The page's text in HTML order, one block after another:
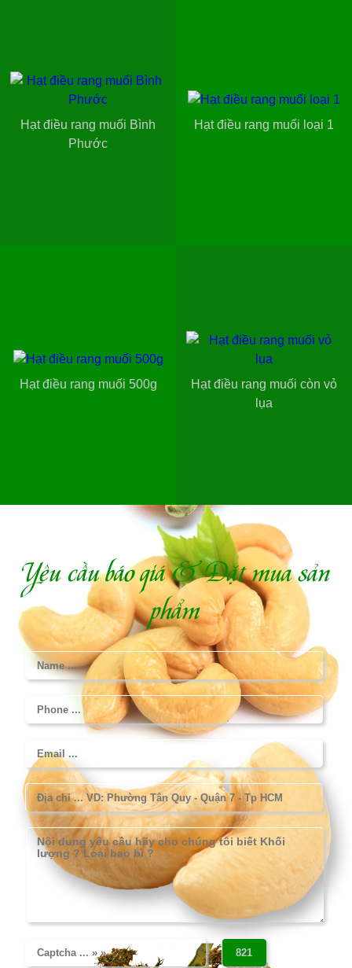
Hạt điều rang muối Bình
Phước
Hạt điều rang muối loại 1
Hạt điều rang muối 500g
Hạt điều rang muối còn vỏ
lụa
Yêu cầu báo giá & Đặt mua sản
phẩm